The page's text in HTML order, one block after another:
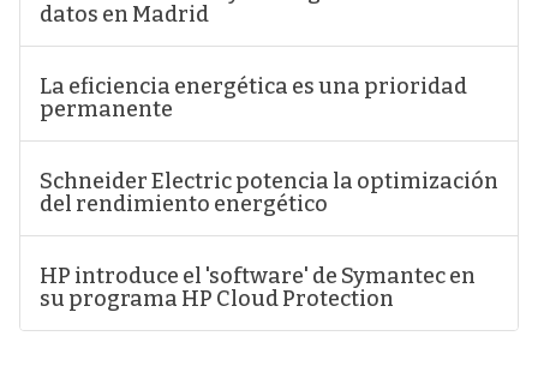
datos en Madrid
La eficiencia energética es una prioridad
permanente
Schneider Electric potencia la optimización
del rendimiento energético
HP introduce el 'software' de Symantec en
su programa HP Cloud Protection